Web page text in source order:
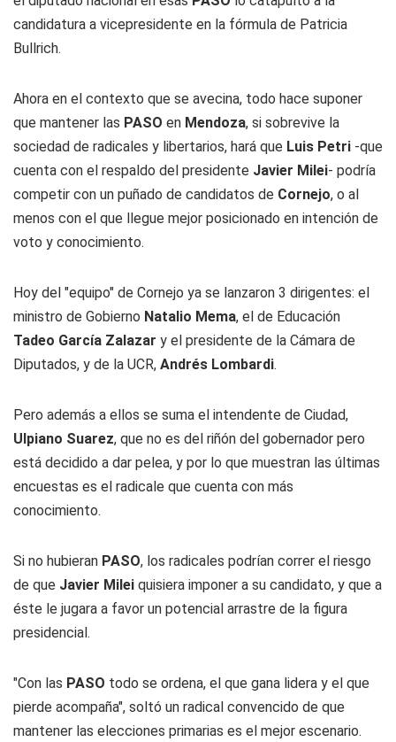
candidatura a vicepresidente en la fórmula de Patricia
Bullrich.
Ahora en el contexto que se avecina, todo hace suponer
que mantener las PASO en Mendoza, si sobrevive la
sociedad de radicales y libertarios, hará que Luis Petri -que
cuenta con el respaldo del presidente Javier Milei- podría
competir con un puñado de candidatos de Cornejo, o al
menos con el que llegue mejor posicionado en intención de
voto y conocimiento.
Hoy del "equipo" de Cornejo ya se lanzaron 3 dirigentes: el
ministro de Gobierno Natalio Mema, el de Educación
Tadeo García Zalazar y el presidente de la Cámara de
Diputados, y de la UCR, Andrés Lombardi.
Pero además a ellos se suma el intendente de Ciudad,
Ulpiano Suarez, que no es del riñón del gobernador pero
está decidido a dar pelea, y por lo que muestran las últimas
encuestas es el radicale que cuenta con más
conocimiento.
Si no hubieran PASO, los radicales podrían correr el riesgo
de que Javier Milei quisiera imponer a su candidato, y que a
éste le jugara a favor un potencial arrastre de la figura
presidencial.
"Con las PASO todo se ordena, el que gana lidera y el que
pierde acompaña", soltó un radical convencido de que
mantener las elecciones primarias es el mejor escenario.